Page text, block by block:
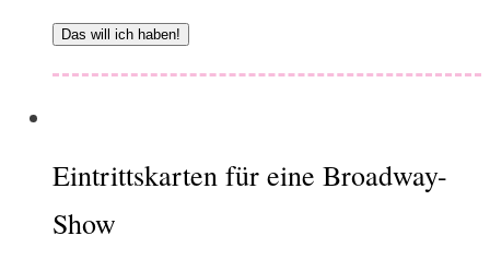
Das will ich haben!
Eintrittskarten für eine Broadway-
Show